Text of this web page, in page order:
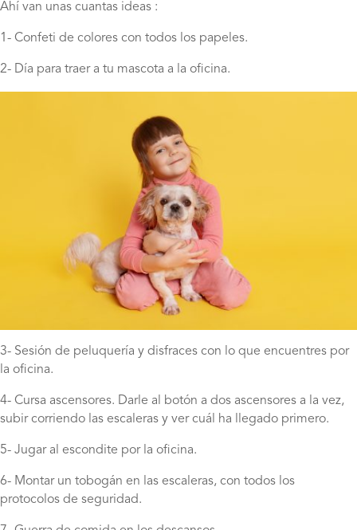
Ahí van unas cuantas ideas :
1- Confeti de colores con todos los papeles.
2- Día para traer a tu mascota a la oficina.
3- Sesión de peluquería y disfraces con lo que encuentres por
la oficina.
4- Cursa ascensores. Darle al botón a dos ascensores a la vez,
subir corriendo las escaleras y ver cuál ha llegado primero.
5- Jugar al escondite por la oficina.
6- Montar un tobogán en las escaleras, con todos los
protocolos de seguridad.